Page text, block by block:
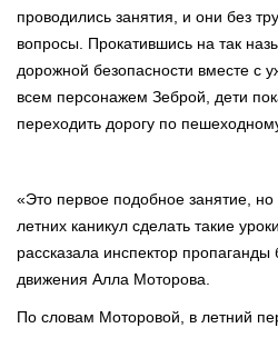
проводились занятия, и они без
вопросы. Прокатившись на так
дорожной безопасности вместе с
всем персонажем Зеброй, дети
переходить дорогу по
«Это первое подобное занятие,
летних каникул сделать такие
рассказала инспектор
движения Алла Моторова.
По словам Моторовой, в летний